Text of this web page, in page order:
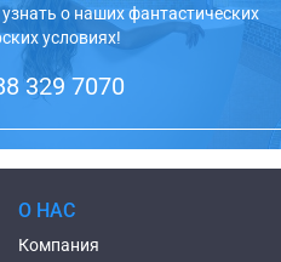
о наших фантастических
условиях!
329 7070
О НАС
Компания